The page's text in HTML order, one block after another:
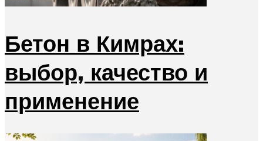
Бетон в Кимрах:
выбор, качество и
применение